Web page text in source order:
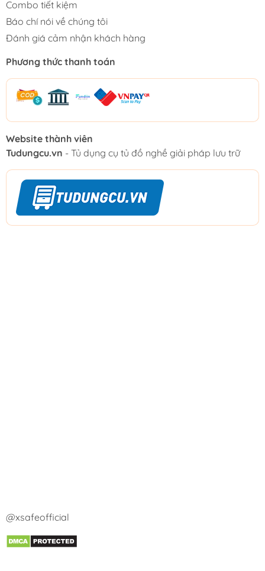
Combo tiết kiệm
Báo chí nói về chúng tôi
Đánh giá cảm nhận khách hàng
Phương thức thanh toán
Website thành viên
Tudungcu.vn - Tủ dụng cụ tủ đồ nghề giải pháp lưu trữ
@xsafeofficial